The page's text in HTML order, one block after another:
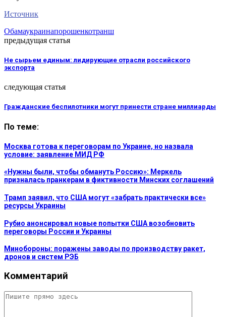
Источник
Обамаукраинапорошенкотранш
предыдущая статья
Не сырьем единым: лидирующие отрасли российского
экспорта
следующая статья
Гражданские беспилотники могут принести стране миллиарды
По теме:
Москва готова к переговорам по Украине, но назвала
условие: заявление МИД РФ
«Нужны были, чтобы обмануть Россию»: Меркель
призналась пранкерам в фиктивности Минских соглашений
Трамп заявил, что США могут «забрать практически все»
ресурсы Украины
Рубио анонсировал новые попытки США возобновить
переговоры России и Украины
Минобороны: поражены заводы по производству ракет,
дронов и систем РЭБ
Комментарий